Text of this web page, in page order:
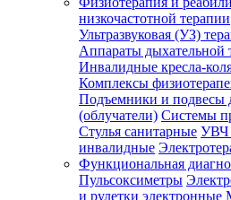
низкочастотной терапии
Ультразвуковая (УЗ)
Аппараты дыхательной
Инвалидные кресла-
Комплексы
Подъемники и подвесы
(облучатели) Системы
Стулья санитарные УВЧ
инвалидные
Функциональная
Пульсоксиметры
и рулетки электронные